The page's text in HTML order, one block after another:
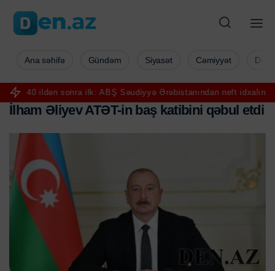
sonra ilk: ABŞ Səudiyyə Ərəbistanından neft idxalını sıfıra endirdi
Ana səhifə Gündəm Siyasət Cəmiyyət
İlham ƏliyevATƏT-in baş katibini qəbul etdi